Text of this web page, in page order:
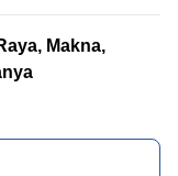
Makna,